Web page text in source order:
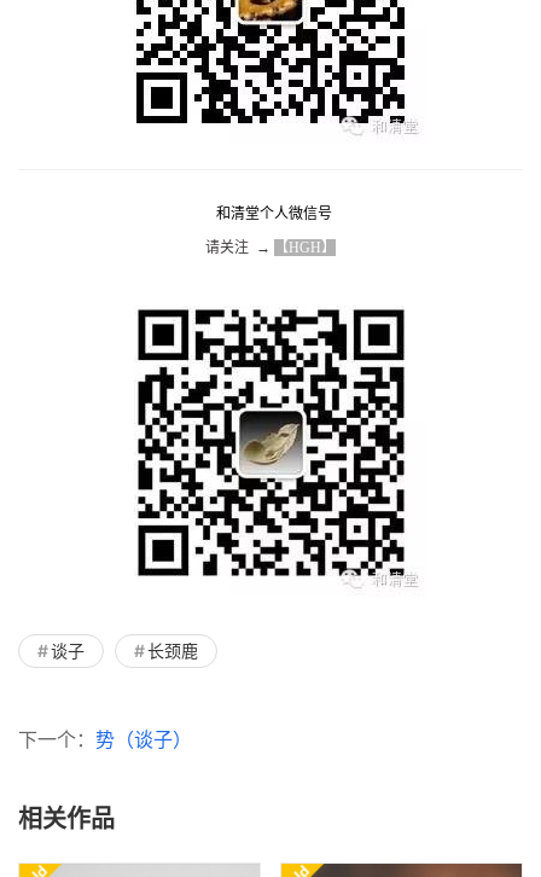
和清堂个人微信号
请关注  → 【HGH】
谈子 长颈鹿
下一个： 势（谈子）
相关作品